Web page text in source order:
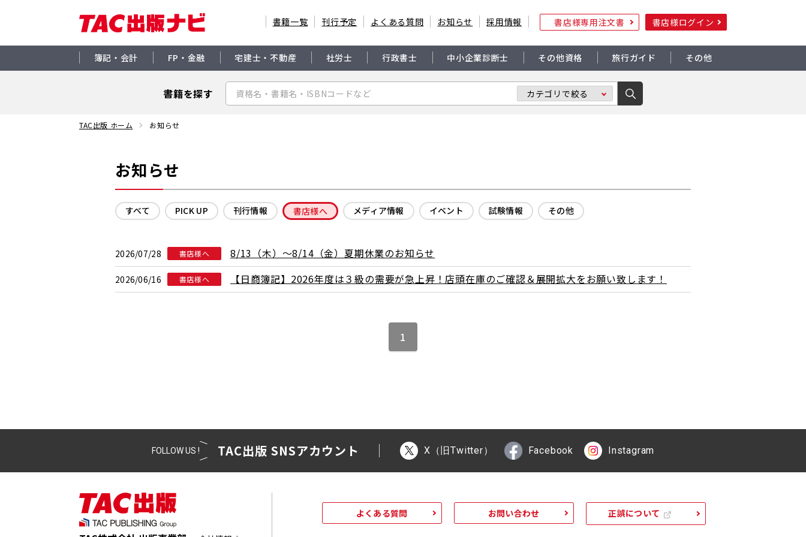
書籍一覧 刊行予定 よくある質問 お知らせ 採用情報 書店様専用注文書 書店様ログイン
簿記・会計 FP・金融 宅建士・不動産 社労士 行政書士 中小企業診断士 その他資格 旅行ガイド その他
書籍を探す
TAC出版 ホーム お知らせ
お知らせ
すべて PICK UP 刊行情報 書店様へ メディア情報 イベント 試験情報 その他
2026/07/28 書店様へ 8/13（木）～8/14（金）夏期休業のお知らせ
2026/06/16 書店様へ 【日商簿記】2026年度は３級の需要が急上昇！店頭在庫のご確認＆展開拡大をお願い致します！
1
FOLLOW US ! TAC出版 SNSアカウント X（旧Twitter） Facebook Instagram
よくある質問 お問い合わせ 正誤について